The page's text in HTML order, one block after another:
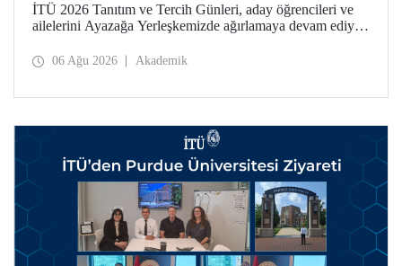
İTÜ 2026 Tanıtım ve Tercih Günleri, aday öğrencileri ve
ailelerini Ayazağa Yerleşkemizde ağırlamaya devam ediyor.
ilgili fakülte ve birimler adaylara bilgi vermeye devam
06 Ağu 2026 Akademik